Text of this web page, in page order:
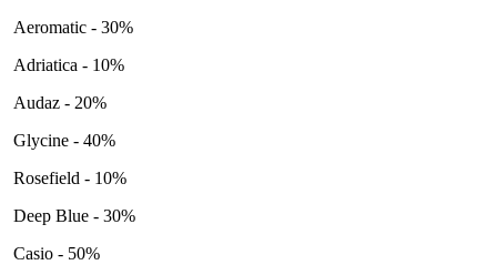
Aeromatic - 30%
Adriatica - 10%
Audaz - 20%
Glycine - 40%
Rosefield - 10%
Deep Blue - 30%
Casio - 50%